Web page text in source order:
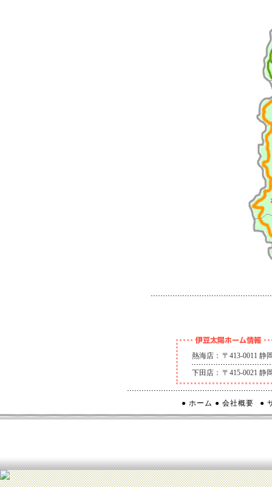
熱海店： 〒413-0011 静
下田店： 〒415-0021 静
● ホーム ● 会社概要 ●